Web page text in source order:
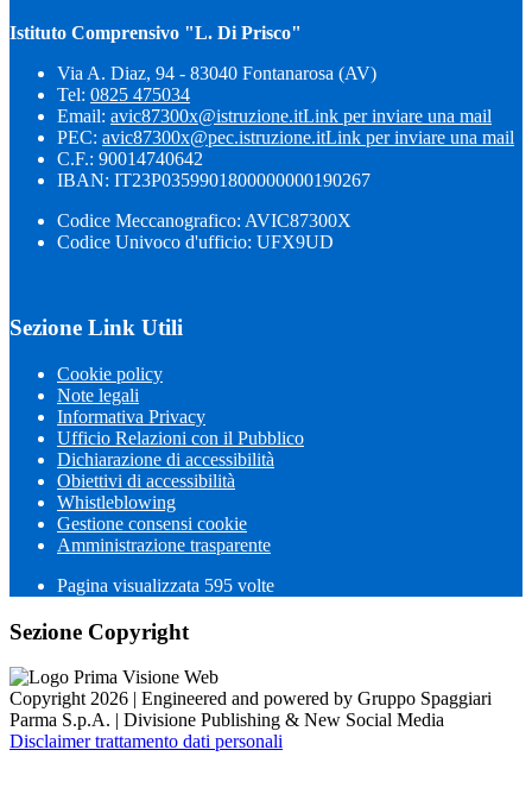
Istituto Comprensivo "L. Di Prisco"
Via A. Diaz, 94 - 83040 Fontanarosa (AV)
Tel: 0825 475034
Email: avic87300x@istruzione.itLink per inviare una mail
PEC: avic87300x@pec.istruzione.itLink per inviare una mail
C.F.: 90014740642
IBAN: IT23P0359901800000000190267
Codice Meccanografico: AVIC87300X
Codice Univoco d'ufficio: UFX9UD
Sezione Link Utili
Cookie policy
Note legali
Informativa Privacy
Ufficio Relazioni con il Pubblico
Dichiarazione di accessibilità
Obiettivi di accessibilità
Whistleblowing
Gestione consensi cookie
Amministrazione trasparente
Pagina visualizzata 595 volte
Sezione Copyright
Copyright 2026 | Engineered and powered by Gruppo Spaggiari
Parma S.p.A. | Divisione Publishing & New Social Media
Disclaimer trattamento dati personali